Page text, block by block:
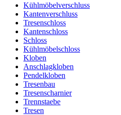
Kühlmöbelverschluss
Kantenverschluss
Tresenschloss
Kantenschloss
Schloss
Kühlmöbelschloss
Kloben
Anschlagkloben
Pendelkloben
Tresenbau
Tresenscharnier
Trennstaebe
Tresen